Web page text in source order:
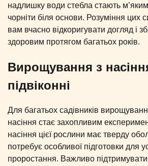
надлишку води стебла стають
чорніти біля основи. Розуміння цих
вам вчасно відкоригувати догляд і
здоровим протягом багатьох років.
Вирощування з
підвіконні
Для багатьох садівників
насіння стає захопливим
насіння цієї рослини має тверду
потребує особливої підготовки для
проростання. Важливо